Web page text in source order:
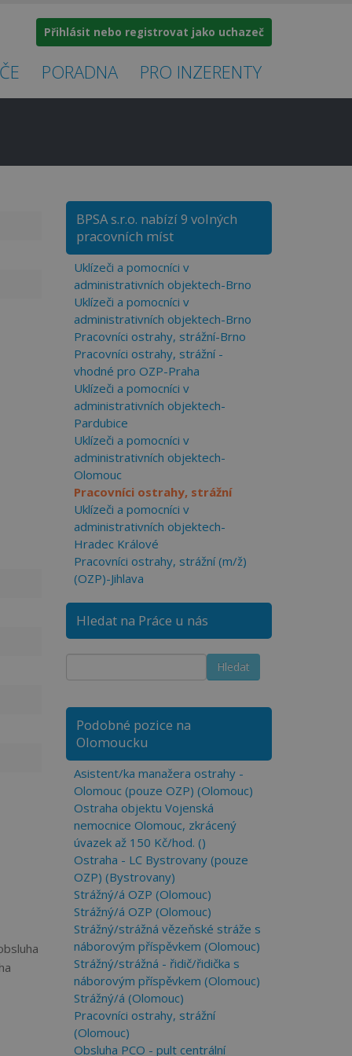
Přihlásit nebo registrovat jako uchazeč
PORADNA PRO INZERENTY
BPSA s.r.o. nabízí 9 volných
pracovních míst
Uklízeči a pomocníci v
administrativních objektech-Brno
Uklízeči a pomocníci v
administrativních objektech-Brno
Pracovníci ostrahy, strážní-Brno
Pracovníci ostrahy, strážní -
vhodné pro OZP-Praha
Uklízeči a pomocníci v
administrativních objektech-
Pardubice
Uklízeči a pomocníci v
administrativních objektech-
Olomouc
Pracovníci ostrahy, strážní
Uklízeči a pomocníci v
administrativních objektech-
Hradec Králové
Pracovníci ostrahy, strážní (m/ž)
(OZP)-Jihlava
Hledat na Práce u nás
Podobné pozice na
Olomoucku
Asistent/ka manažera ostrahy -
Olomouc (pouze OZP) (Olomouc)
Ostraha objektu Vojenská
nemocnice Olomouc, zkrácený
úvazek až 150 Kč/hod. ()
Ostraha - LC Bystrovany (pouze
OZP) (Bystrovany)
Strážný/á OZP (Olomouc)
Strážný/á OZP (Olomouc)
Strážný/strážná vězeňské stráže s
náborovým příspěvkem (Olomouc)
Strážný/strážná - řidič/řidička s
náborovým příspěvkem (Olomouc)
Strážný/á (Olomouc)
Pracovníci ostrahy, strážní
(Olomouc)
Obsluha PCO - pult centrální